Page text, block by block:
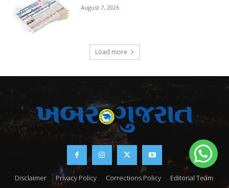
August 7, 2026
Load more
Disclaimer Privacy Policy Corrections Policy Editorial Team